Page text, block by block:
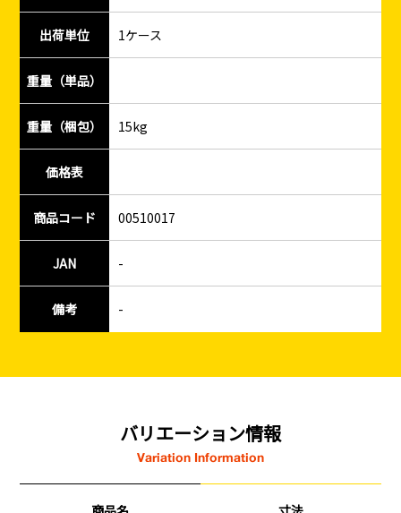
出荷単位 1ケース
重量（単品）
重量（梱包） 15kg
価格表
商品コード 00510017
JAN -
備考 -
バリエーション情報
Variation Information